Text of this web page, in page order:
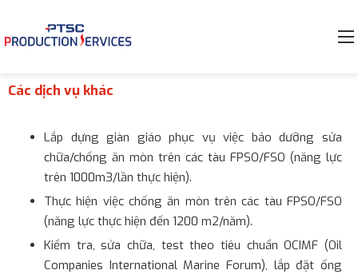
Các dịch vụ khác
Lắp dựng giàn giáo phục vụ việc bảo dưỡng sửa
chữa/chống ăn mòn trên các tàu FPSO/FSO (năng lực
trên 1000m3/lần thực hiện).
Thực hiện việc chống ăn mòn trên các tàu FPSO/FSO
(năng lực thực hiện đến 1200 m2/năm).
Kiểm tra, sửa chữa, test theo tiêu chuẩn OCIMF (Oil
Companies International Marine Forum), lắp đặt ống